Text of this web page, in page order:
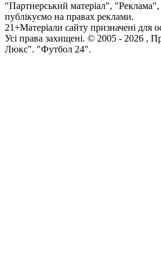
"Партнерський матеріал",
публікуємо на правах реклами.
21+Матеріали сайту призначені для
Усi права захищенi. © 2005 - 2026 ,
Люкс". "Футбол 24".